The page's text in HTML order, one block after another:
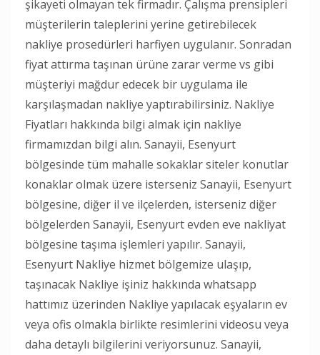
şikayeti olmayan tek firmadır. Çalışma prensipleri
müşterilerin taleplerini yerine getirebilecek
nakliye prosedürleri harfiyen uygulanır. Sonradan
fiyat attırma taşınan ürüne zarar verme vs gibi
müşteriyi mağdur edecek bir uygulama ile
karşılaşmadan nakliye yaptırabilirsiniz. Nakliye
Fiyatları hakkında bilgi almak için nakliye
firmamızdan bilgi alın. Sanayii, Esenyurt
bölgesinde tüm mahalle sokaklar siteler konutlar
konaklar olmak üzere isterseniz Sanayii, Esenyurt
bölgesine, diğer il ve ilçelerden, isterseniz diğer
bölgelerden Sanayii, Esenyurt evden eve nakliyat
bölgesine taşıma işlemleri yapılır. Sanayii,
Esenyurt Nakliye hizmet bölgemize ulaşıp,
taşınacak Nakliye işiniz hakkında whatsapp
hattımız üzerinden Nakliye yapılacak eşyaların ev
veya ofis olmakla birlikte resimlerini videosu veya
daha detaylı bilgilerini veriyorsunuz. Sanayii,